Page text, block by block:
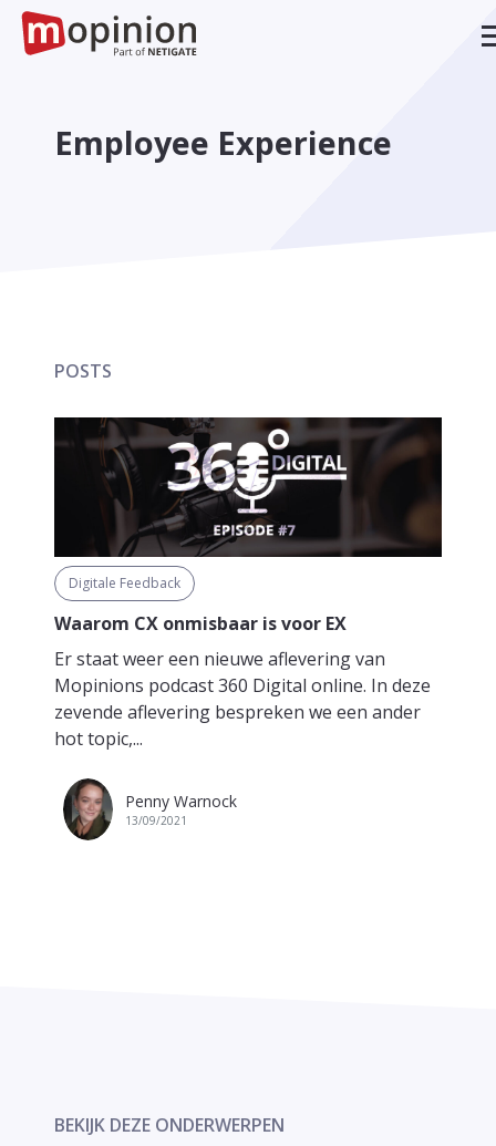
Employee Experience
POSTS
Digitale Feedback
Waarom CX onmisbaar is voor EX
Er staat weer een nieuwe aflevering van
Mopinions podcast 360 Digital online. In deze
zevende aflevering bespreken we een ander
hot topic,...
Penny Warnock
13/09/2021
BEKIJK DEZE ONDERWERPEN